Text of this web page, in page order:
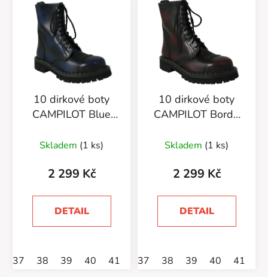
10 dirkové boty
CAMPILOT Blue
Skladem (1 ks)
2 299 Kč
DETAIL
37 38 39 40 41
10 dirkové boty
CAMPILOT Bordo
Skladem (1 ks)
2 299 Kč
DETAIL
37 38 39 40 41